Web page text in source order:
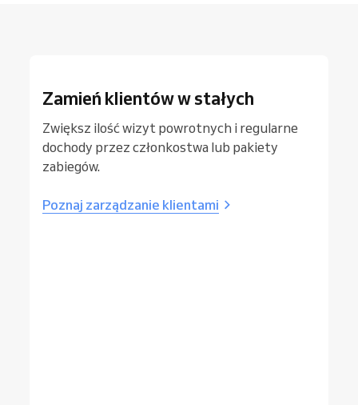
Zamień klientów w stałych
Zwiększ ilość wizyt powrotnych i regularne
dochody przez członkostwa lub pakiety
zabiegów.
Poznaj zarządzanie klientami